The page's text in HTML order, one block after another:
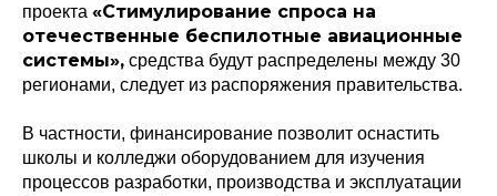
проекта «Стимулирование спроса на
отечественные беспилотные авиационные
системы», средства будут распределены между 30
регионами, следует из распоряжения правительства.
В частности, финансирование позволит оснастить
школы и колледжи оборудованием для изучения
процессов разработки, производства и эксплуатации